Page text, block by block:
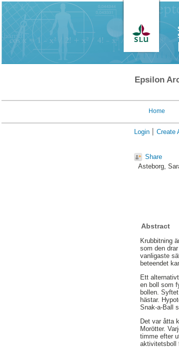
Epsilon
Home
Login Create
Share
Asteborg,
Abstract
Krubbitning
som den
vanligaste
beteendet
Ett
en boll som
bollen.
hästar.
Snak-a-Ball
Det var åtta
Morötter.
timme efter
aktivitetsboll